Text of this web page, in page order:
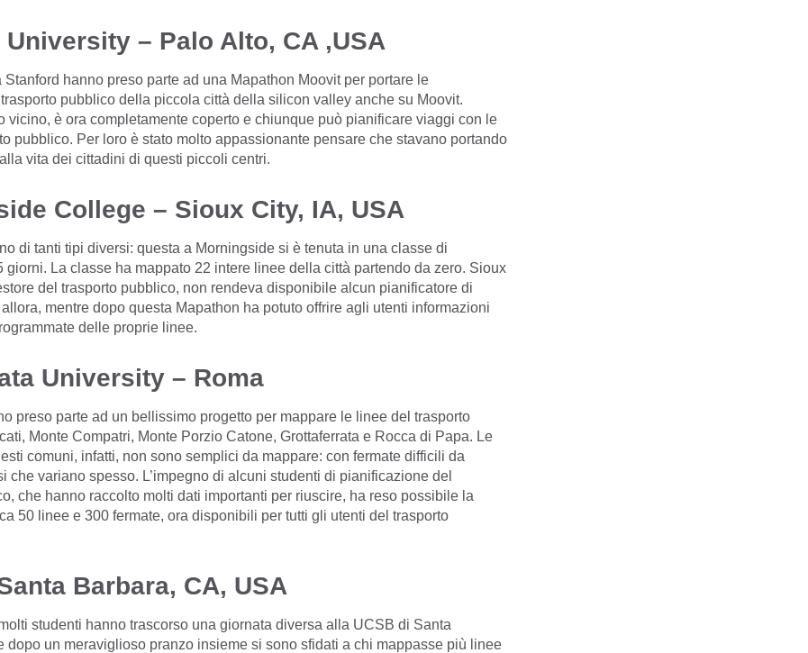
– Palo Alto, CA ,USA
Stanford hanno preso parte ad una Mapathon Moovit per portare le
pubblico della piccola città della silicon valley anche su Moovit.
vicino, è ora completamente coperto e chiunque può pianificare viaggi con le
pubblico. Per loro è stato molto appassionante pensare che stavano portando
vita dei cittadini di questi piccoli centri.
College – Sioux City, IA, USA
di tanti tipi diversi: questa a Morningside si è tenuta in una classe di
giorni. La classe ha mappato 22 intere linee della città partendo da zero. Sioux
del trasporto pubblico, non rendeva disponibile alcun pianificatore di
mentre dopo questa Mapathon ha potuto offrire agli utenti informazioni
delle proprie linee.
University – Roma
preso parte ad un bellissimo progetto per mappare le linee del trasporto
Monte Compatri, Monte Porzio Catone, Grottaferrata e Rocca di Papa. Le
comuni, infatti, non sono semplici da mappare: con fermate difficili da
che variano spesso. L’impegno di alcuni studenti di pianificazione del
che hanno raccolto molti dati importanti per riuscire, ha reso possibile la
50 linee e 300 fermate, ora disponibili per tutti gli utenti del trasporto
Barbara, CA, USA
studenti hanno trascorso una giornata diversa alla UCSB di Santa
dopo un meraviglioso pranzo insieme si sono sfidati a chi mappasse più linee